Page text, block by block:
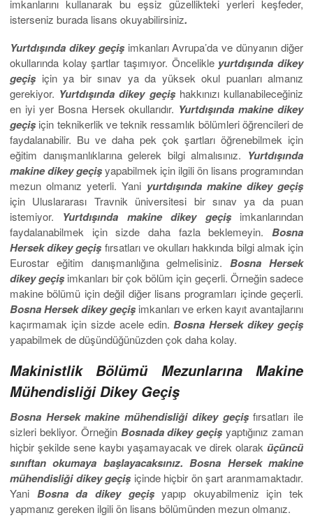
imkanlarını kullanarak bu eşsiz güzellikteki yerleri keşfeder,
isterseniz burada lisans okuyabilirsiniz.
Yurtdışında dikey geçişimkanları Avrupa’da ve dünyanın diğer
okullarında kolay şartlar taşımıyor. Öncelikle yurtdışında dikey
geçişiçin ya bir sınav ya da yüksek okul puanları almanız
gerekiyor. Yurtdışında dikey geçişhakkınızı kullanabileceğiniz
en iyi yer Bosna Hersek okullarıdır. Yurtdışında makine dikey
geçişiçin teknikerlik ve teknik ressamlık bölümleri öğrencileri de
faydalanabilir. Bu ve daha pek çok şartları öğrenebilmek için
eğitim danışmanlıklarına gelerek bilgi almalısınız. Yurtdışında
makine dikey geçişyapabilmek için ilgili ön lisans programından
mezun olmanız yeterli. Yani yurtdışında makine dikey geçiş
için Uluslararası Travnik üniversitesi bir sınav ya da puan
istemiyor. Yurtdışında makine dikey geçişimkanlarından
faydalanabilmek için sizde daha fazla beklemeyin. Bosna
Hersek dikey geçişfırsatları ve okulları hakkında bilgi almak için
Eurostar eğitim danışmanlığına gelmelisiniz. Bosna Hersek
dikey geçişimkanları bir çok bölüm için geçerli. Örneğin sadece
makine bölümü için değil diğer lisans programları içinde geçerli.
Bosna Hersek dikey geçişimkanları ve erken kayıt avantajlarını
kaçırmamak için sizde acele edin. Bosna Hersek dikey geçiş
yapabilmek de düşündüğünüzden çok daha kolay.
Makinistlik Bölümü Mezunlarına Makine
Mühendisliği Dikey Geçiş
Bosna Hersek makine mühendisliği dikey geçişfırsatları ile
sizleri bekliyor. Örneğin Bosnada dikey geçişyaptığınız zaman
hiçbir şekilde sene kaybı yaşamayacak ve direk olarak üçüncü
sınıftan okumaya başlayacaksınız. Bosna Hersek makine
mühendisliği dikey geçişiçinde hiçbir ön şart aranmamaktadır.
Yani Bosna da dikey geçişyapıp okuyabilmeniz için tek
yapmanız gereken ilgili ön lisans bölümünden mezun olmanız.